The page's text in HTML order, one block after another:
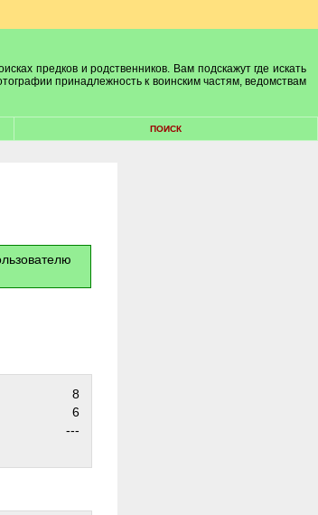
предков и родственников. Вам подскажут где искать
принадлежность к воинским частям, ведомствам
ПОИСК
8
6
---